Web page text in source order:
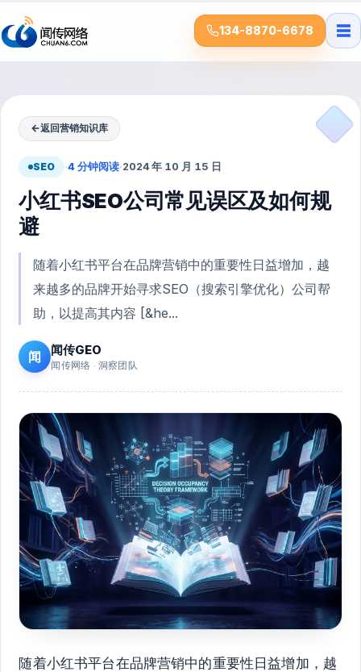
134-8870-6678 ☰
←返回营销知识库
SEO ·4 分钟阅读·2024 年 10 月 15 日
小红书SEO公司常见误区及如何规
避
随着小红书平台在品牌营销中的重要性日益增加，越
来越多的品牌开始寻求SEO（搜索引擎优化）公司帮
助，以提高其内容 [&he...
闻 闻传GEO
闻传网络 · 洞察团队
随着小红书平台在品牌营销中的重要性日益增加，越